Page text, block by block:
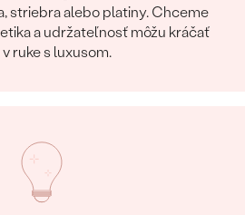
striebra alebo platiny. Chceme
a udržateľnosť môžu kráčať
v ruke s luxusom.